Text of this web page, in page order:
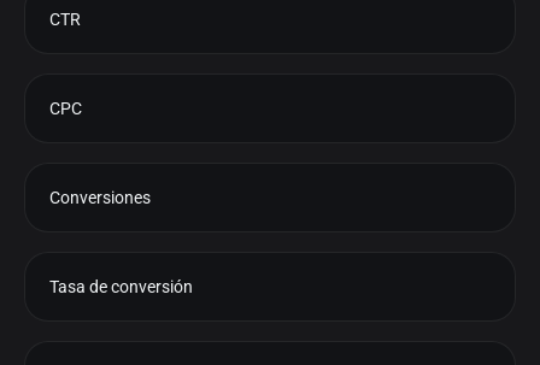
CTR
CPC
Conversiones
Tasa de conversión